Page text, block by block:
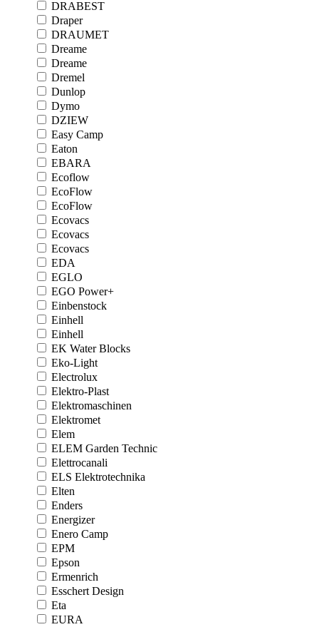
DRABEST
Draper
DRAUMET
Dreame
Dreame
Dremel
Dunlop
Dymo
DZIEW
Easy Camp
Eaton
EBARA
Ecoflow
EcoFlow
EcoFlow
Ecovacs
Ecovacs
Ecovacs
EDA
EGLO
EGO Power+
Einbenstock
Einhell
Einhell
EK Water Blocks
Eko-Light
Electrolux
Elektro-Plast
Elektromaschinen
Elektromet
Elem
ELEM Garden Technic
Elettrocanali
ELS Elektrotechnika
Elten
Enders
Energizer
Enero Camp
EPM
Epson
Ermenrich
Esschert Design
Eta
EURA